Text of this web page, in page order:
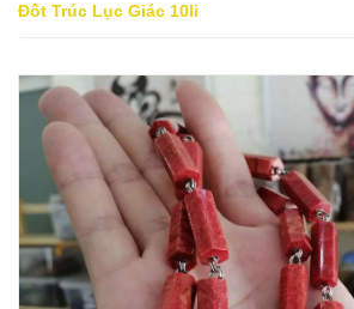
Đốt Trúc Lục Giác 10li